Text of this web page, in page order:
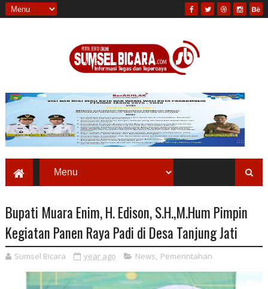
Bupati Muara Enim, H. Edison, S.H.,M.Hum Pimpin
Kegiatan Panen Raya Padi di Desa Tanjung Jati
Sumsel Bicara year ago News, Pemerintahan